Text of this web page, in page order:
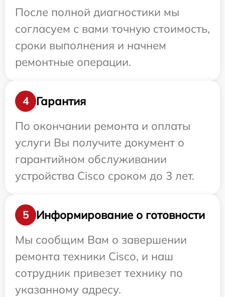
После полной диагностики мы
согласуем с вами точную стоимость,
сроки выполнения и начнем
ремонтные операции.
4
Гарантия
По окончании ремонта и оплаты
услуги Вы получите документ о
гарантийном обслуживании
устройства Cisco сроком до 3 лет.
5
Информирование о готовности
Мы сообщим Вам о завершении
ремонта техники Cisco, и наш
сотрудник привезет технику по
указанному адресу.